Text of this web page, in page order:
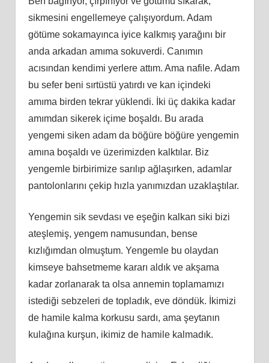
sikmesini engellemeye çalışıyordum. Adam
götüme sokamayınca iyice kalkmış yarağını bir
anda arkadan amıma sokuverdi. Canımın
acısından kendimi yerlere attım. Ama nafile. Adam
bu sefer beni sırtüstü yatırdı ve kan içindeki
amıma birden tekrar yüklendi. İki üç dakika kadar
amımdan sikerek içime boşaldı. Bu arada
yengemi siken adam da böğüre böğüre yengemin
amına boşaldı ve üzerimizden kalktılar. Biz
yengemle birbirimize sarılıp ağlaşırken, adamlar
pantolonlarını çekip hızla yanımızdan uzaklaştılar.
Yengemin sik sevdası ve eşeğin kalkan siki bizi
ateşlemiş, yengem namusundan, bense
kızlığımdan olmuştum. Yengemle bu olaydan
kimseye bahsetmeme kararı aldık ve akşama
kadar zorlanarak ta olsa annemin toplamamızı
istediği sebzeleri de topladık, eve döndük. İkimizi
de hamile kalma korkusu sardı, ama şeytanın
kulağına kurşun, ikimiz de hamile kalmadık.